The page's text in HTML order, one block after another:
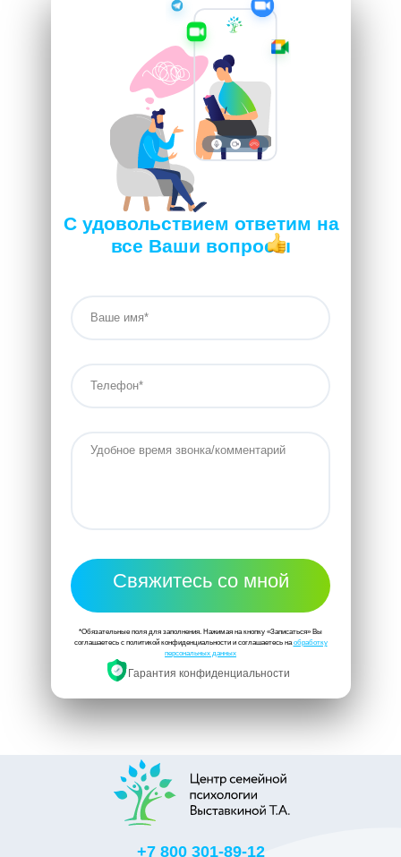
Свяжитесь со мной
Гарантия конфиденциальности
С удовольствием ответим на
все Ваши вопросы
*Обязательные поля для заполнения. Нажимая на кнопку «Записаться» Вы
соглашаетесь с политикой конфиденциальности и соглашаетесь на обработку
персональных данных
+7 800 301-89-12